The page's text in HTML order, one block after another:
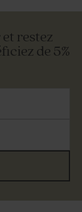
restez
de 5%